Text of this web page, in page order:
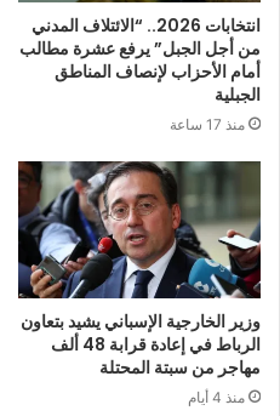
انتخابات 2026.. “الائتلاف المدني
من أجل الجبل” يرفع عشرة مطالب
أمام الأحزاب لإنصاف المناطق
الجبلية
منذ 17 ساعة
وزير الخارجية الإسباني يشيد بتعاون
الرباط في إعادة قرابة 48 ألف
مهاجر من سبتة المحتلة
منذ 4 أيام